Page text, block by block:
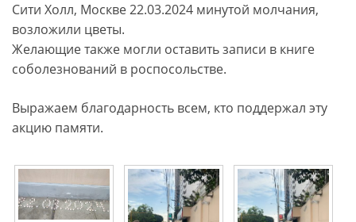
Сити Холл, Москве 22.03.2024 минутой молчания,
возложили цветы.
Желающие также могли оставить записи в книге
соболезнований в роспосольстве.
Выражаем благодарность всем, кто поддержал эту
акцию памяти.